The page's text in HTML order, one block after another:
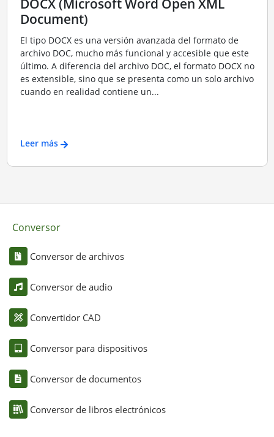
DOCX (Microsoft Word Open XML
Document)
El tipo DOCX es una versión avanzada del formato de
archivo DOC, mucho más funcional y accesible que este
último. A diferencia del archivo DOC, el formato DOCX no
es extensible, sino que se presenta como un solo archivo
cuando en realidad contiene un...
Leer más
Conversor
Conversor de archivos
Conversor de audio
Convertidor CAD
Conversor para dispositivos
Conversor de documentos
Conversor de libros electrónicos